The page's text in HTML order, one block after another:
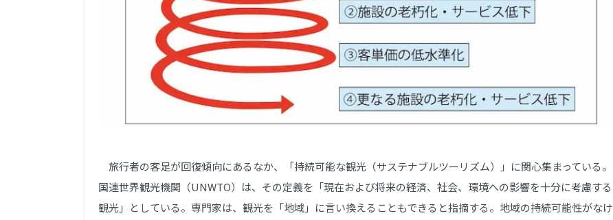
旅行者の客足が回復傾向にあるなか、「持続可能な観光（サステナブルツーリズム）」に関心集まっている。
国連世界観光機関（UNWTO）は、その定義を「現在および将来の経済、社会、環境への影響を十分に考慮する
観光」としている。専門家は、観光を「地域」に言い換えることもできると指摘する。地域の持続可能性がなけ